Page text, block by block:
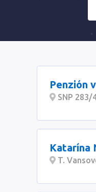
Penzión
SNP 283/
Katarína
T.